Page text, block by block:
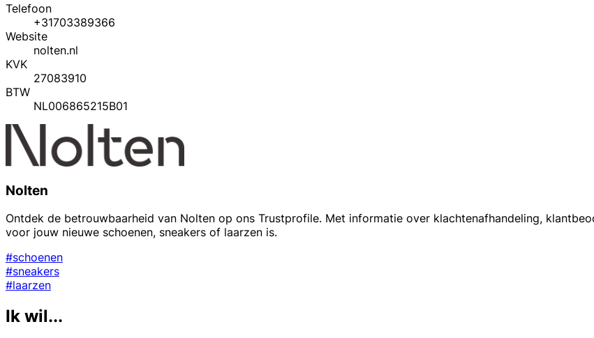
Telefoon
+31703389366
Website
nolten.nl
KVK
27083910
BTW
NL006865215B01
Nolten
Ontdek de betrouwbaarheid van Nolten op ons Trustprofile. Met informatie over klachtenafhandeling,
voor jouw nieuwe schoenen, sneakers of laarzen is.
#schoenen
#sneakers
#laarzen
Ik wil...